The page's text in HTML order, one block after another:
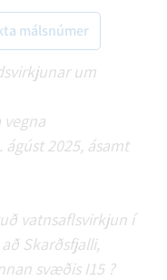
málsnúmer
um
ágúst 2025, ásamt
vatnsaflsvirkjun í
Skarðsfjalli,
svæðis I15 ?